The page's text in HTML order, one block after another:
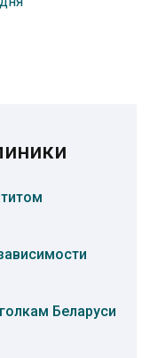
Беларуси